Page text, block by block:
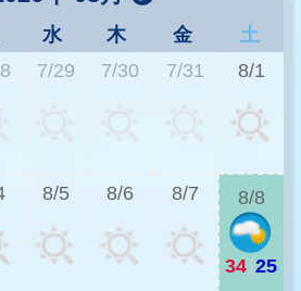
水 木 金
土
7/29 7/30 7/31 8/1
8/5 8/6 8/7 8/8
34 25